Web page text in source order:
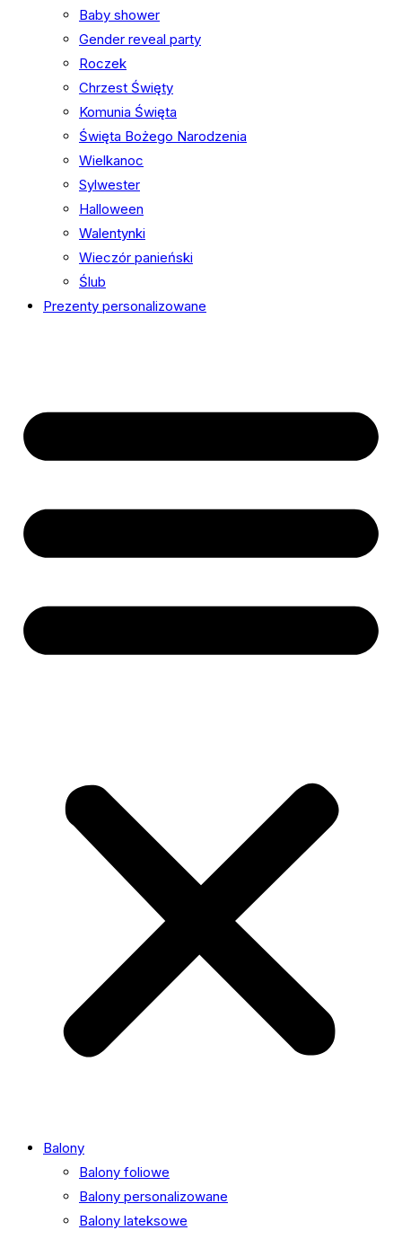
Baby shower
Gender reveal party
Roczek
Chrzest Święty
Komunia Święta
Święta Bożego Narodzenia
Wielkanoc
Sylwester
Halloween
Walentynki
Wieczór panieński
Ślub
Prezenty personalizowane
Balony
Balony foliowe
Balony personalizowane
Balony lateksowe